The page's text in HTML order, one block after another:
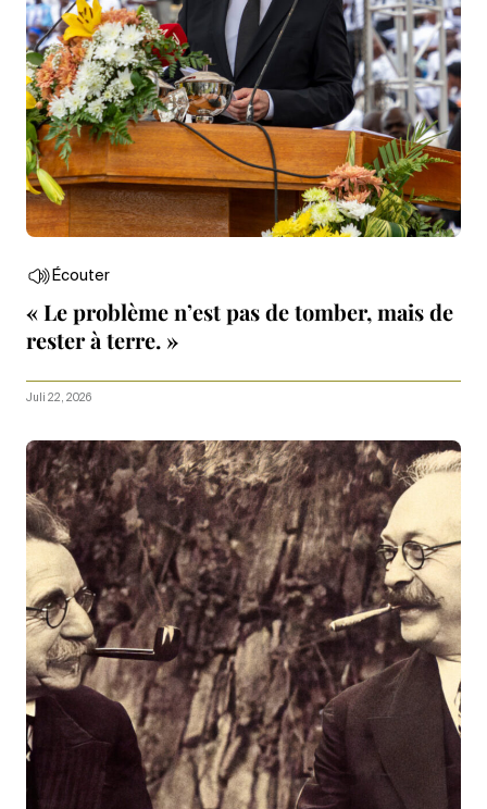
Écouter
« Le problème n’est pas de tomber, mais de
rester à terre. »
Juli 22, 2026